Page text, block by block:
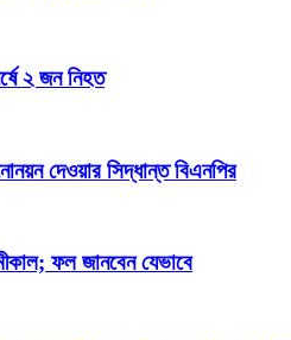
২ জন নিহত
দেওয়ার সিদ্ধান্ত বিএনপির
ফল জানবেন যেভাবে